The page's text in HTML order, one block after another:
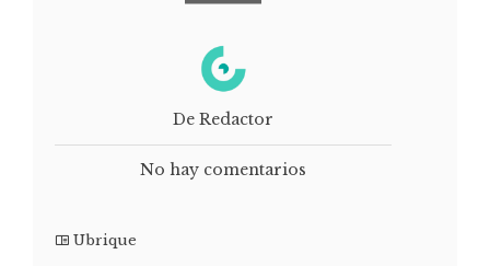
De Redactor
No hay comentarios
Ubrique